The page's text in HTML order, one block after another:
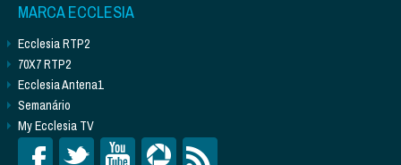
MARCA ECCLESIA
Ecclesia RTP2
70X7 RTP2
Ecclesia Antena1
Semanário
My Ecclesia TV